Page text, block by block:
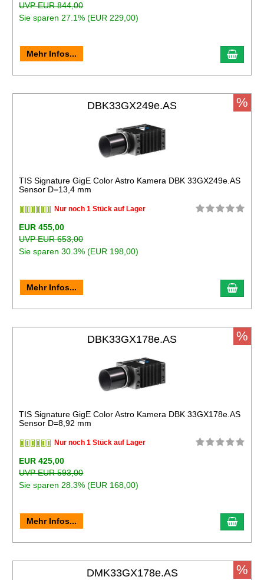
UVP EUR 844,00
Sie sparen 27.1% (EUR 229,00)
Mehr Infos...
DBK33GX249e.AS
TIS Signature GigE Color Astro Kamera DBK 33GX249e.AS
Sensor D=13,4 mm
Nur noch 1 Stück auf Lager
EUR 455,00
UVP EUR 653,00
Sie sparen 30.3% (EUR 198,00)
Mehr Infos...
%
DBK33GX178e.AS
TIS Signature GigE Color Astro Kamera DBK 33GX178e.AS
Sensor D=8,92 mm
Nur noch 1 Stück auf Lager
EUR 425,00
UVP EUR 593,00
Sie sparen 28.3% (EUR 168,00)
Mehr Infos...
%
DMK33GX178e.AS %